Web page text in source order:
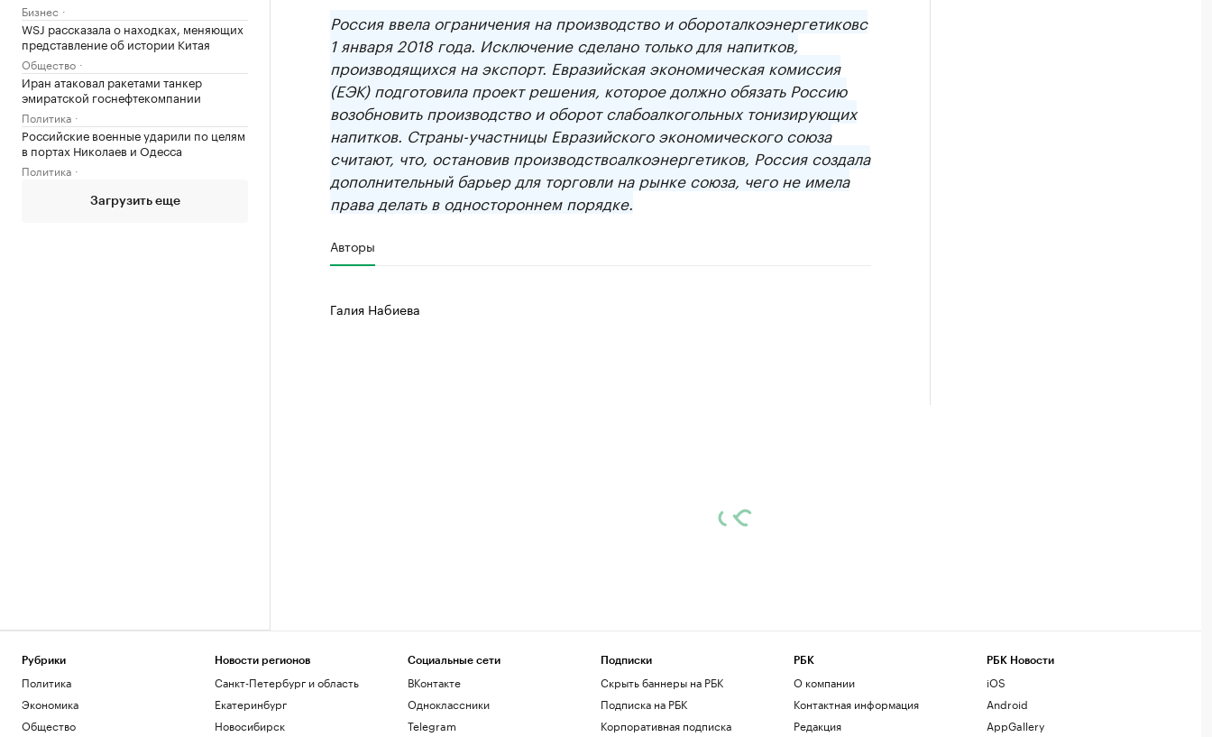
Бизнес
WSJ рассказала о находках, меняющих
представление об истории Китая
Общество
Иран атаковал ракетами танкер
эмиратской госнефтекомпании
Политика
Российские военные ударили по целям
в портах Николаев и Одесса
Политика
Загрузить еще
Россия ввела ограничения на производство и обороталкоэнергетиковс
1 января 2018 года. Исключение сделано только для напитков,
производящихся на экспорт. Евразийская экономическая комиссия
(ЕЭК) подготовила проект решения, которое должно обязать Россию
возобновить производство и оборот слабоалкогольных тонизирующих
напитков. Страны-участницы Евразийского экономического союза
считают, что, остановив производствоалкоэнергетиков, Россия создала
дополнительный барьер для торговли на рынке союза, чего не имела
права делать в одностороннем порядке.
Авторы
Галия Набиева
Рубрики
Политика
Экономика
Общество
Новости регионов
Санкт-Петербург и область
Екатеринбург
Новосибирск
Социальные сети
ВКонтакте
Одноклассники
Telegram
Подписки
Скрыть баннеры на РБК
Подписка на РБК
Корпоративная подписка
РБК
О компании
Контактная информация
Редакция
РБК Новости
iOS
Android
AppGallery